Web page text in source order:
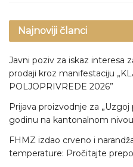
Najnoviji članci
Javni poziv za iskaz interesa
prodaji kroz manifestaciju
POLJOPRIVREDE 2026”
Prijava proizvodnje za
godinu na kantonalnom nivou
FHMZ izdao crveno i
temperature: Pročitajte